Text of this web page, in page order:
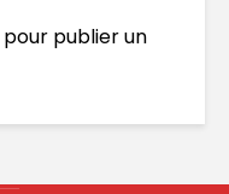
pour publier un